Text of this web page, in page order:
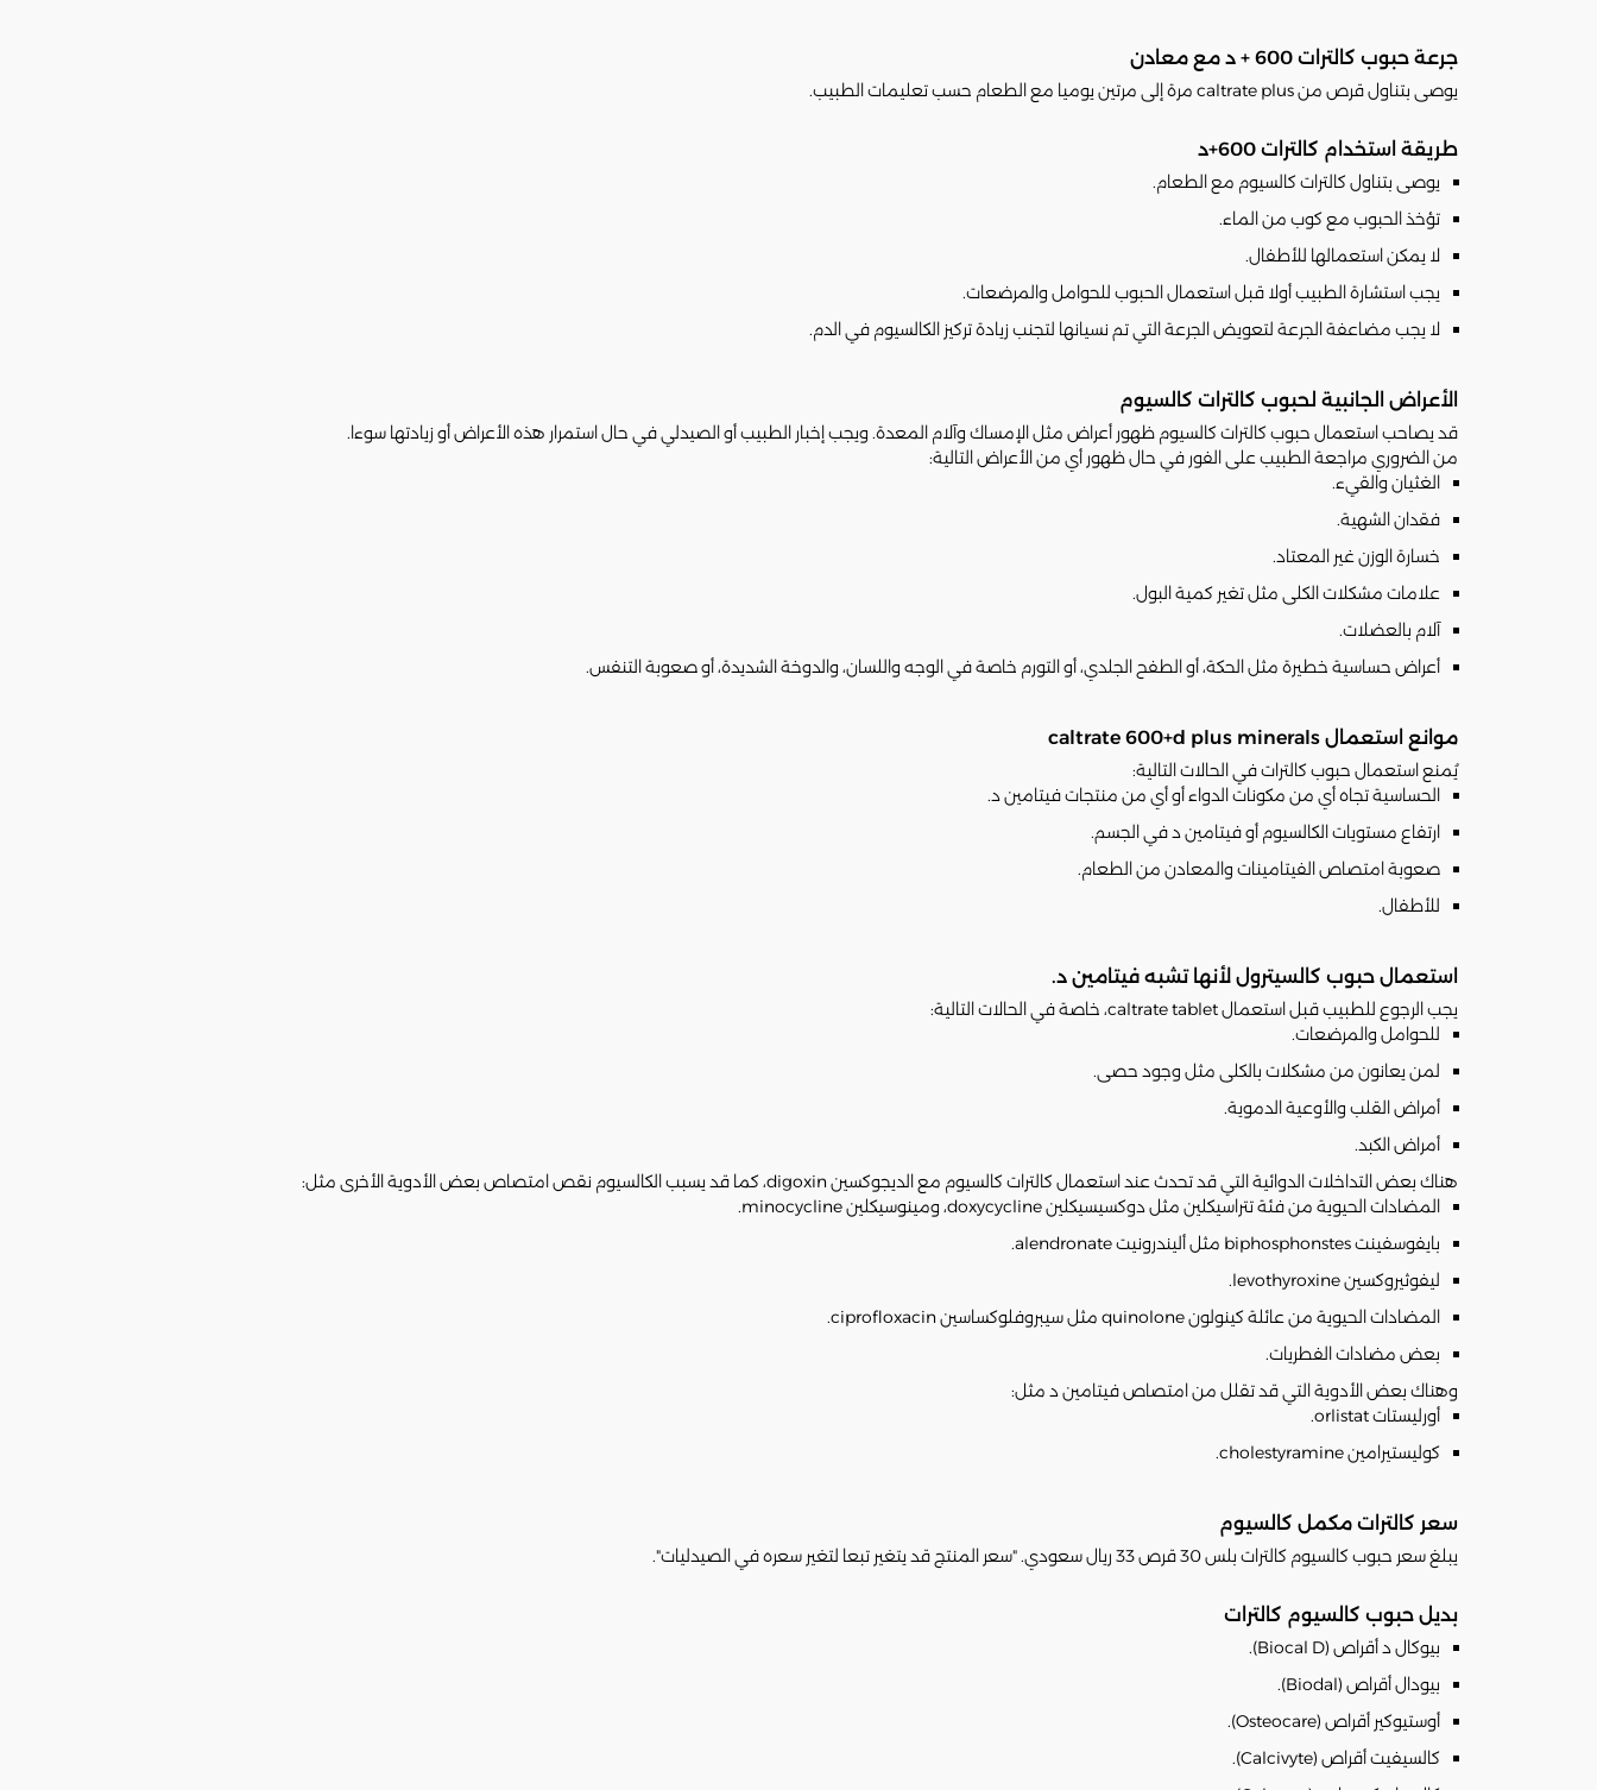
جرعة حبوب كالترات 600 + د مع معادن
يوصى بتناول قرص من caltrate plus مرة إلى مرتين يوميا مع الطعام حسب تعليمات الطبيب.
طريقة استخدام كالترات 600+د
يوصى بتناول كالترات كالسيوم مع الطعام.
تؤخذ الحبوب مع كوب من الماء.
لا يمكن استعمالها للأطفال.
يجب استشارة الطبيب أولا قبل استعمال الحبوب للحوامل والمرضعات.
لا يجب مضاعفة الجرعة لتعويض الجرعة التي تم نسيانها لتجنب زيادة تركيز الكالسيوم في الدم.
الأعراض الجانبية لحبوب كالترات كالسيوم
قد يصاحب استعمال حبوب كالترات كالسيوم ظهور أعراض مثل الإمساك وآلام المعدة. ويجب إخبار الطبيب أو الصيدلي في حال استمرار هذه الأعراض أو زيادتها سوءا.
من الضروري مراجعة الطبيب على الفور في حال ظهور أي من الأعراض التالية:
الغثيان والقيء.
فقدان الشهية.
خسارة الوزن غير المعتاد.
علامات مشكلات الكلى مثل تغير كمية البول.
آلام بالعضلات.
أعراض حساسية خطيرة مثل الحكة، أو الطفح الجلدي، أو التورم خاصة في الوجه واللسان، والدوخة الشديدة، أو صعوبة التنفس.
موانع استعمال caltrate 600+d plus minerals
يُمنع استعمال حبوب كالترات في الحالات التالية:
الحساسية تجاه أي من مكونات الدواء أو أي من منتجات فيتامين د.
ارتفاع مستويات الكالسيوم أو فيتامين د في الجسم.
صعوبة امتصاص الفيتامينات والمعادن من الطعام.
للأطفال.
استعمال حبوب كالسيترول لأنها تشبه فيتامين د.
يجب الرجوع للطبيب قبل استعمال caltrate tablet، خاصة في الحالات التالية:
للحوامل والمرضعات.
لمن يعانون من مشكلات بالكلى مثل وجود حصى.
أمراض القلب والأوعية الدموية.
أمراض الكبد.
هناك بعض التداخلات الدوائية التي قد تحدث عند استعمال كالترات كالسيوم مع الديجوكسين digoxin، كما قد يسبب الكالسيوم نقص امتصاص بعض الأدوية الأخرى مثل:
المضادات الحيوية من فئة تتراسيكلين مثل دوكسيسيكلين doxycycline، ومينوسيكلين minocycline.
بايفوسفينت biphosphonstes مثل أليندرونيت alendronate.
ليفوثيروكسين levothyroxine.
المضادات الحيوية من عائلة كينولون quinolone مثل سيبروفلوكساسين ciprofloxacin.
بعض مضادات الفطريات.
وهناك بعض الأدوية التي قد تقلل من امتصاص فيتامين د مثل:
أورليستات orlistat.
كوليستيرامين cholestyramine.
سعر كالترات مكمل كالسيوم
يبلغ سعر حبوب كالسيوم كالترات بلس 30 قرص 33 ريال سعودي. "سعر المنتج قد يتغير تبعا لتغير سعره في الصيدليات".
بديل حبوب كالسيوم كالترات
بيوكال د أقراص (Biocal D).
بيودال أقراص (Biodal).
أوستيوكير أقراص (Osteocare).
كالسيفيت أقراص (Calcivyte).